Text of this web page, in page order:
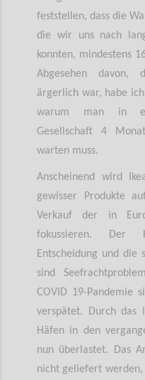
feststellen, dass die
die wir uns nach
konnten, mindestens
Abgesehen davon,
ärgerlich war, habe
warum man in
Gesellschaft 4
warten muss.
Anscheinend wird
gewisser Produkte
Verkauf der in
fokussieren. Der
Entscheidung und die
sind
COVID 19-Pandemie
verspätet. Durch das
Häfen in den
nun überlastet. Das
nicht geliefert